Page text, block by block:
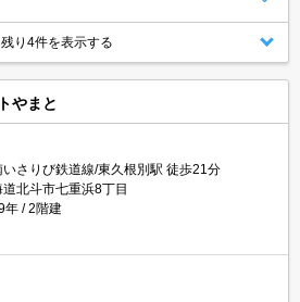
残り4件を表示する
やまと
いさりび鉄道線/東久根別駅 徒歩21分
道北斗市七重浜8丁目
年
2階建